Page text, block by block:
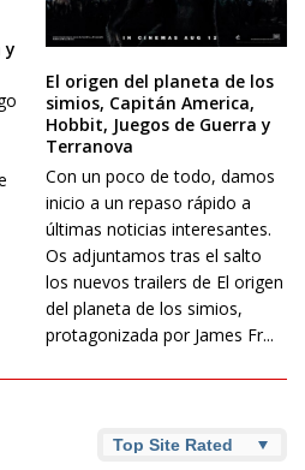
y
El origen del planeta de los
simios, Capitán America,
Hobbit, Juegos de Guerra y
Terranova
Con un poco de todo, damos
inicio a un repaso rápido a
últimas noticias interesantes.
Os adjuntamos tras el salto
los nuevos trailers de El origen
del planeta de los simios,
protagonizada por James Fr...